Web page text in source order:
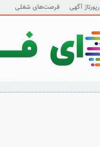
رپورتاژ آگهی فرصت‌های شغلی